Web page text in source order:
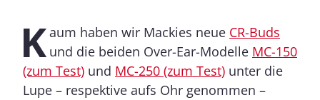
Kaum haben wir Mackies neue CR-Buds
und die beiden Over-Ear-Modelle MC-150
(zum Test) und MC-250 (zum Test) unter die
Lupe – respektive aufs Ohr genommen –